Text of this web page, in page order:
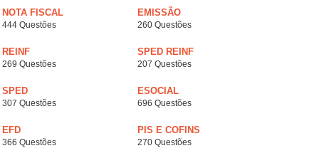
NOTA FISCAL
444 Questões
EMISSÃO
260 Questões
REINF
269 Questões
SPED REINF
207 Questões
SPED
307 Questões
ESOCIAL
696 Questões
EFD
366 Questões
PIS E COFINS
270 Questões